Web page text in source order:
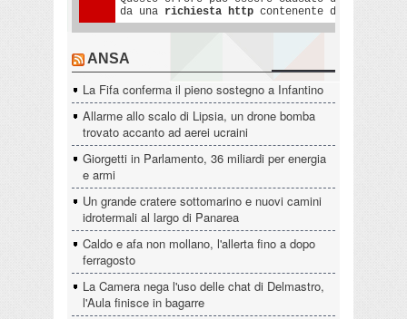
ANSA
La Fifa conferma il pieno sostegno a Infantino
Allarme allo scalo di Lipsia, un drone bomba
trovato accanto ad aerei ucraini
Giorgetti in Parlamento, 36 miliardi per energia
e armi
Un grande cratere sottomarino e nuovi camini
idrotermali al largo di Panarea
Caldo e afa non mollano, l'allerta fino a dopo
ferragosto
La Camera nega l'uso delle chat di Delmastro,
l'Aula finisce in bagarre